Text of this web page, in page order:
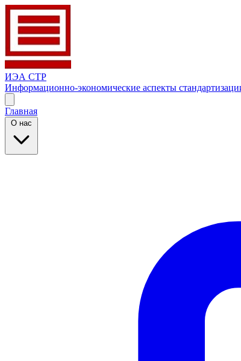
ИЭА СТР
Информационно-экономические аспекты
Главная
О нас